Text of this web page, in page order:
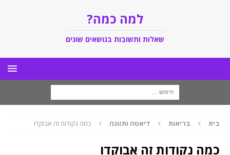
למה כמה?
שאלות ותשובות בנושאים שונים
בית בריאות דיאטה ותזונה כמה נקודות זה אבוקדו
כמה נקודות זה אבוקדו